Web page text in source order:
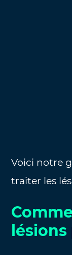
Voici notre
traiter les